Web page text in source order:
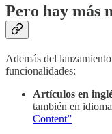
Pero hay más
Además del
funcionalidades:
Artículos en
también en
Content”